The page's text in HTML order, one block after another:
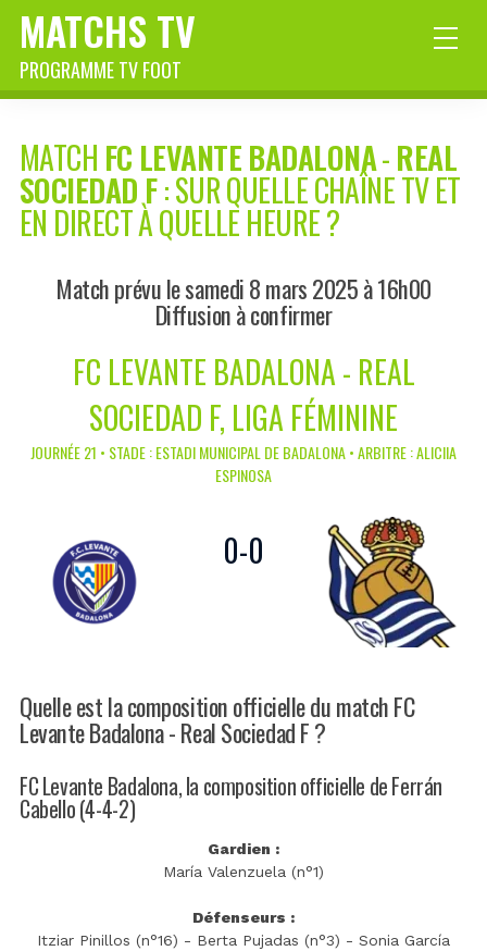
MATCHS TV
PROGRAMME TV FOOT
MATCH FC LEVANTE BADALONA-REAL
SOCIEDAD F: SUR QUELLE CHAÎNE TV ET
EN DIRECT À QUELLE HEURE ?
Match prévu le samedi 8 mars 2025 à 16h00
Diffusion à confirmer
FC LEVANTE BADALONA - REAL
SOCIEDAD F, LIGA FÉMININE
JOURNÉE 21 • STADE : ESTADI MUNICIPAL DE BADALONA • ARBITRE : ALICIIA
ESPINOSA
0-0
Quelle est la composition officielle du match FC
Levante Badalona - Real Sociedad F ?
FC Levante Badalona, la composition officielle de Ferrán
Cabello (4-4-2)
Gardien :
María Valenzuela (n°1)
Défenseurs :
Itziar Pinillos (n°16) - Berta Pujadas (n°3) - Sonia García